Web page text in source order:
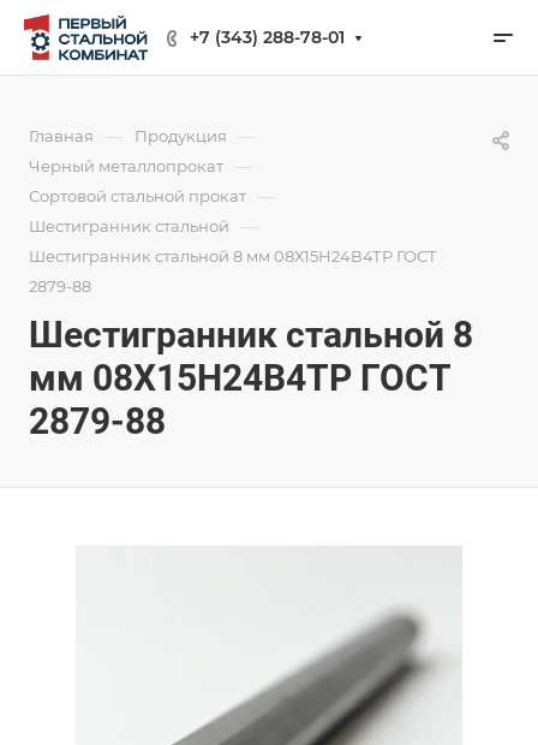
+7 (343) 288-78-01
Главная — Продукция —
Черный металлопрокат —
Сортовой стальной прокат —
Шестигранник стальной —
Шестигранник стальной 8 мм 08Х15Н24В4ТР ГОСТ
2879-88
Шестигранник стальной 8
мм 08Х15Н24В4ТР ГОСТ
2879-88